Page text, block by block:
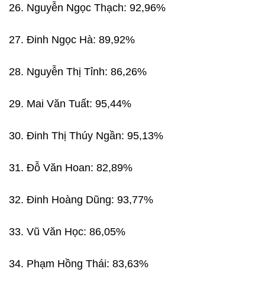
26. Nguyễn Ngọc Thạch: 92,96%
27. Đinh Ngọc Hà: 89,92%
28. Nguyễn Thị Tỉnh: 86,26%
29. Mai Văn Tuất: 95,44%
30. Đinh Thị Thúy Ngần: 95,13%
31. Đỗ Văn Hoan: 82,89%
32. Đinh Hoàng Dũng: 93,77%
33. Vũ Văn Học: 86,05%
34. Phạm Hồng Thái: 83,63%